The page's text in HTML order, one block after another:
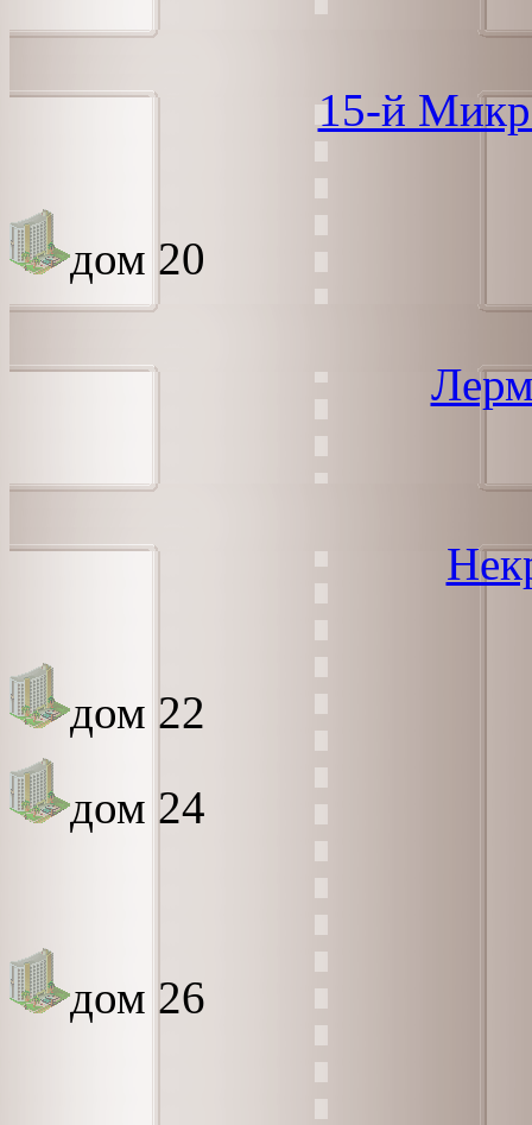
15-й
дом 20
дом 22
дом 24
дом 26